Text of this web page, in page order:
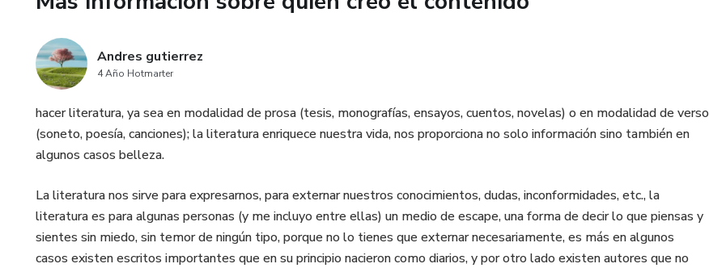
Andres gutierrez
4 Año Hotmarter
hacer literatura, ya sea en modalidad de prosa (tesis, monografías, ensayos, cuentos, novelas) o en modalidad de verso
(soneto, poesía, canciones); la literatura enriquece nuestra vida, nos proporciona no solo información sino también en
algunos casos belleza.
La literatura nos sirve para expresarnos, para externar nuestros conocimientos, dudas, inconformidades, etc., la
literatura es para algunas personas (y me incluyo entre ellas) un medio de escape, una forma de decir lo que piensas y
sientes sin miedo, sin temor de ningún tipo, porque no lo tienes que externar necesariamente, es más en algunos
casos existen escritos importantes que en su principio nacieron como diarios, y por otro lado existen autores que no